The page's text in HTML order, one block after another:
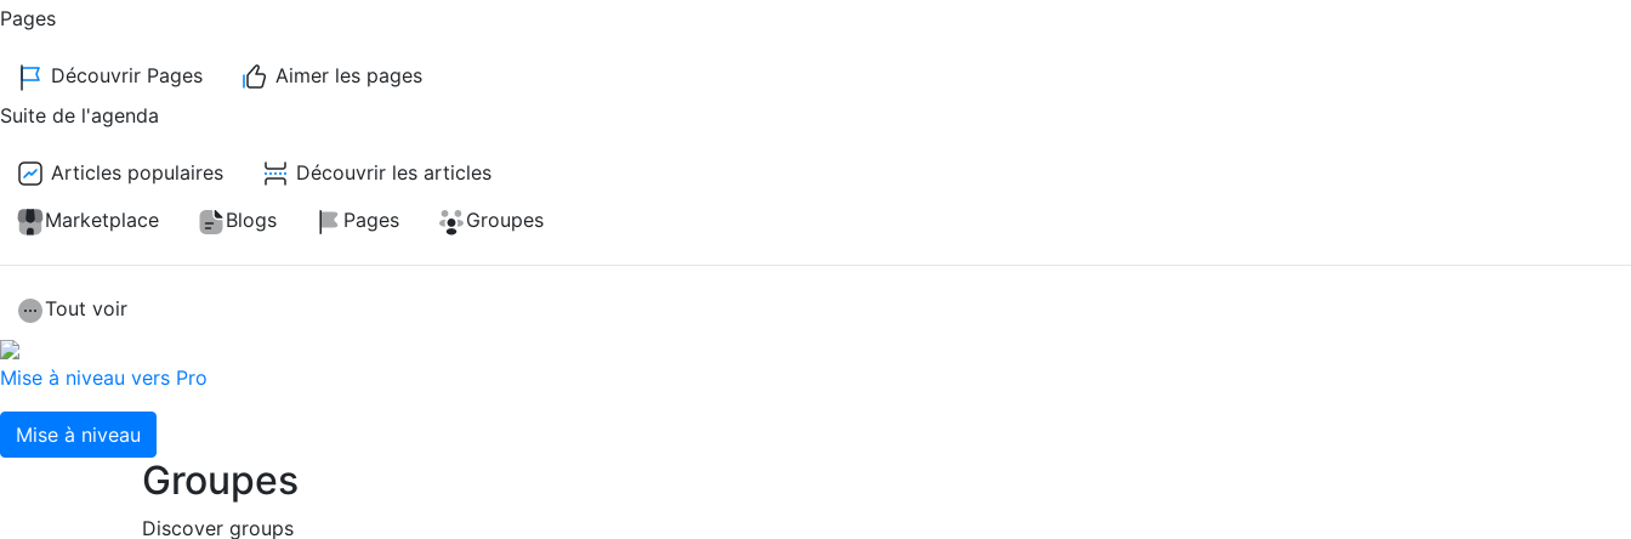
Pages
Découvrir Pages
Aimer les pages
Suite de l'agenda
Articles populaires
Découvrir les articles
Marketplace
Blogs Pages Groupes
Tout voir
Mise à niveau vers Pro
Mise à niveau
Groupes
Discover groups